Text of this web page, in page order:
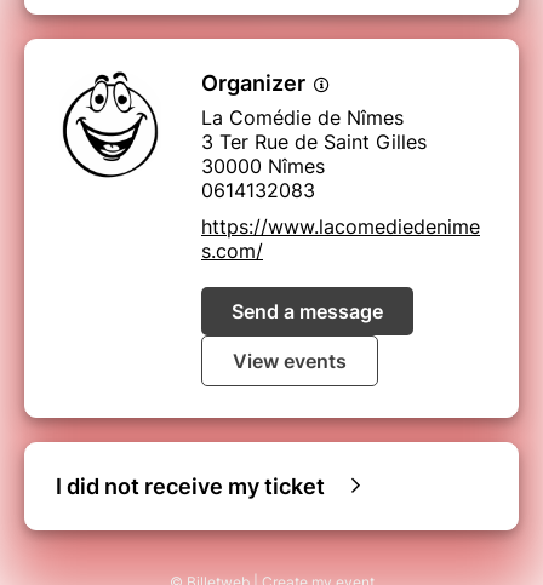
Organizer
La Comédie de Nîmes
3 Ter Rue de Saint Gilles
30000 Nîmes
0614132083
https://www.lacomediedenime
s.com/
Send a message
View events
I did not receive my ticket